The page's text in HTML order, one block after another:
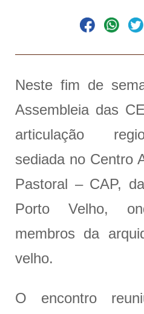
Neste fim de
Assembleia das
articulação
sediada no Centro
Pastoral – CAP,
Porto Velho,
membros da
velho.
O encontro